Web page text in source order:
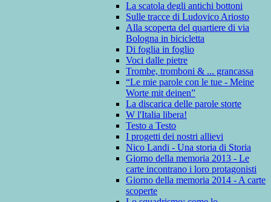
La scatola degli antichi bottoni
Sulle tracce di Ludovico Ariosto
Alla scoperta del quartiere di via
Bologna in bicicletta
Di foglia in foglio
Voci dalle pietre
Trombe, tromboni & ... grancassa
“Le mie parole con le tue - Meine
Worte mit deinen”
La discarica delle parole storte
W l'Italia libera!
Testo a Testo
I progetti dei nostri allievi
Nico Landi - Una storia di Storia
Giorno della memoria 2013 - Le
carte incontrano i loro protagonisti
Giorno della memoria 2014 - A carte
scoperte